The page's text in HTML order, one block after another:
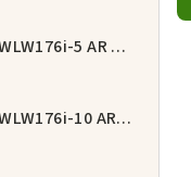
Buderus Logatherm WLW176i-5 AR T180 set
Buderus Logatherm WLW176i-10 AR TP70 set